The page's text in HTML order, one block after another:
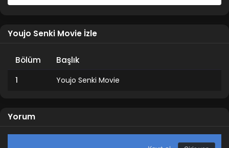
Youjo Senki Movie İzle
Bölüm Başlık
1 Youjo Senki Movie
Yorum